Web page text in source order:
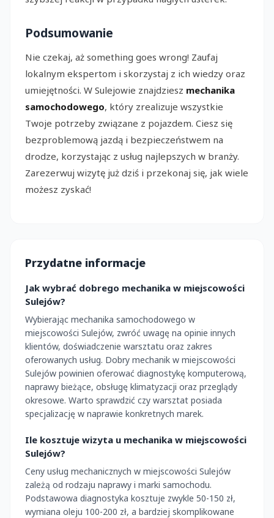
Podsumowanie
Nie czekaj, aż something goes wrong! Zaufaj
lokalnym ekspertom i skorzystaj z ich wiedzy oraz
umiejętności. W Sulejowie znajdziesz mechanika
samochodowego, który zrealizuje wszystkie
Twoje potrzeby związane z pojazdem. Ciesz się
bezproblemową jazdą i bezpieczeństwem na
drodze, korzystając z usług najlepszych w branży.
Zarezerwuj wizytę już dziś i przekonaj się, jak wiele
możesz zyskać!
Przydatne informacje
Jak wybrać dobrego mechanika w miejscowości
Sulejów?
Wybierając mechanika samochodowego w
miejscowości Sulejów, zwróć uwagę na opinie innych
klientów, doświadczenie warsztatu oraz zakres
oferowanych usług. Dobry mechanik w miejscowości
Sulejów powinien oferować diagnostykę komputerową,
naprawy bieżące, obsługę klimatyzacji oraz przeglądy
okresowe. Warto sprawdzić czy warsztat posiada
specjalizację w naprawie konkretnych marek.
Ile kosztuje wizyta u mechanika w miejscowości
Sulejów?
Ceny usług mechanicznych w miejscowości Sulejów
zależą od rodzaju naprawy i marki samochodu.
Podstawowa diagnostyka kosztuje zwykle 50-150 zł,
wymiana oleju 100-200 zł, a bardziej skomplikowane